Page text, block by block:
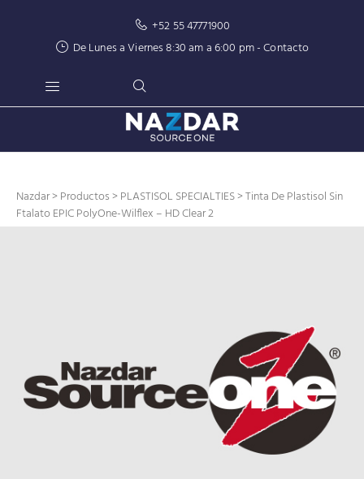
+52 55 47771900
De Lunes a Viernes 8:30 am a 6:00 pm -Contacto
Nazdar>Productos>PLASTISOL SPECIALTIES> Tinta De Plastisol Sin
Ftalato EPIC PolyOne-Wilflex – HD Clear 2